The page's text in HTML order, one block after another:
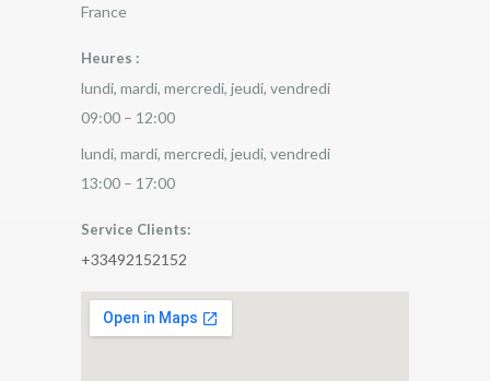
France
Heures :
lundi, mardi, mercredi, jeudi, vendredi
09:00 – 12:00
lundi, mardi, mercredi, jeudi, vendredi
13:00 – 17:00
Service Clients:
+33492152152